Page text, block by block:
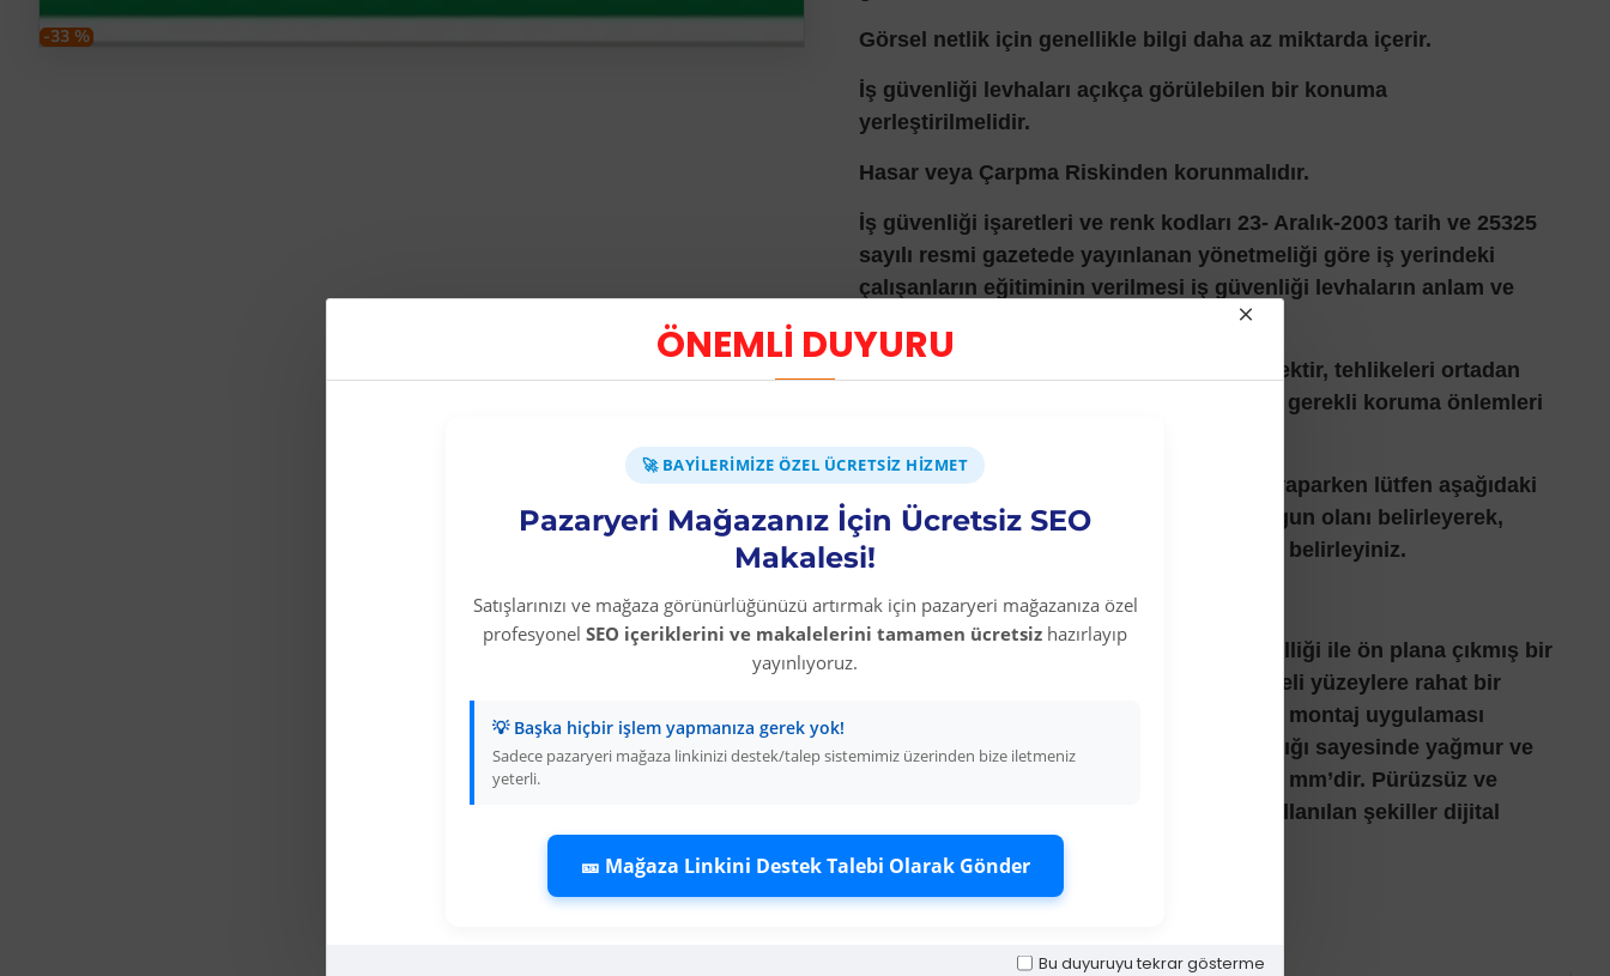
ÖNEMLİ DUYURU
🚀 BAYILERIMIZE ÖZEL ÜCRETSIZ HIZMET
Pazaryeri Mağazanız İçin Ücretsiz SEO
Makalesi!
Satışlarınızı ve mağaza görünürlüğünüzü artırmak için pazaryeri mağazanıza özel
profesyonel SEO içeriklerini ve makalelerini tamamen ücretsiz hazırlayıp
yayınlıyoruz.
💡 Başka hiçbir işlem yapmanıza gerek yok!
Sadece pazaryeri mağaza linkinizi destek/talep sistemimiz üzerinden bize iletmeniz
yeterli.
🎫 Mağaza Linkini Destek Talebi Olarak Gönder
Bu duyuruyu tekrar gösterme
-33 % Görsel netlik için genellikle bilgi daha az miktarda içerir.
İş güvenliği levhaları açıkça görülebilen bir konuma
yerleştirilmelidir.
Hasar veya Çarpma Riskinden korunmalıdır.
İş güvenliği işaretleri ve renk kodları 23- Aralık-2003 tarih ve 25325
sayılı resmi gazetede yayınlanan yönetmeliği göre iş yerindeki
çalışanların eğitiminin verilmesi iş güvenliği levhaların anlam ve
İş güvenliği levhaları iş güvenliği için bir ektir, tehlikeleri ortadan
kaldırmaz veya azaltmaz. İş güvenliği için gerekli koruma önlemleri
DİKKAT: İş güvenliği levhalarında seçim yaparken lütfen aşağıdaki
malzeme bilgilerini okuyunuz. Size en uygun olanı belirleyerek,
seçimlerinizi bu malzeme çeşitlerine göre belirleyiniz.
PVC İş Güvenliği Levhaları
Hafifliği, esnek oluşu ve kolay montaj özelliği ile ön plana çıkmış bir
malzeme çeşidimizdir. Esnekliği ile bombeli yüzeylere rahat bir
şekilde montajı yapılabilir. Silikon ile dahi montaj uygulaması
yapılabilmektedir. Dış etkenlere dayanıklılığı sayesinde yağmur ve
güneş ışığından etkilenmez. Kalınlığı 0,50 mm’dir. Pürüzsüz ve
parlak yüzeye sahiptir. Levha üzerinde kullanılan şekiller dijital
baskı, serigraf tekniği ile üretilmektedir.